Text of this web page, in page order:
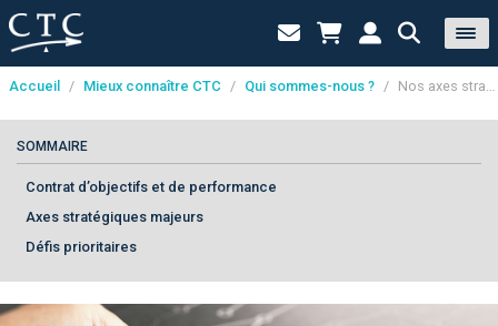
Panneau de gestion des cookies
Accueil / Mieux connaître CTC / Qui sommes-nous ? / Nos axes stratégiques
SOMMAIRE
Contrat d’objectifs et de performance
Axes stratégiques majeurs
Défis prioritaires